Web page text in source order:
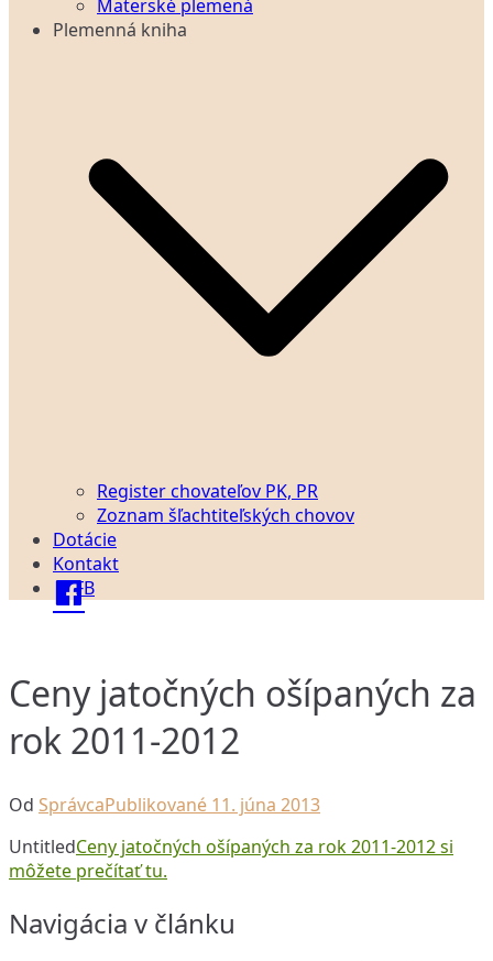
Materské plemená
Plemenná kniha
Register chovateľov PK, PR
Zoznam šľachtiteľských chovov
Dotácie
Kontakt
FB
Ceny jatočných ošípaných za
rok 2011-2012
Od SprávcaPublikované 11. júna 2013
UntitledCeny jatočných ošípaných za rok 2011-2012 si
môžete prečítať tu.
Navigácia v článku